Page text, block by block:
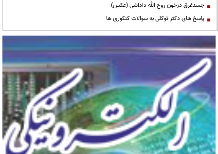
جسدغرق درخون روح الله داداشی (عکس)
پاسخ های دکتر توکلی به سوالات کنکوری ها